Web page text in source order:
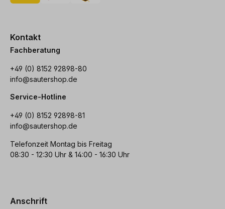
Kontakt
Fachberatung
+49 (0) 8152 92898-80
info@sautershop.de
Service-Hotline
+49 (0) 8152 92898-81
info@sautershop.de
Telefonzeit Montag bis Freitag
08:30 - 12:30 Uhr & 14:00 - 16:30 Uhr
Anschrift